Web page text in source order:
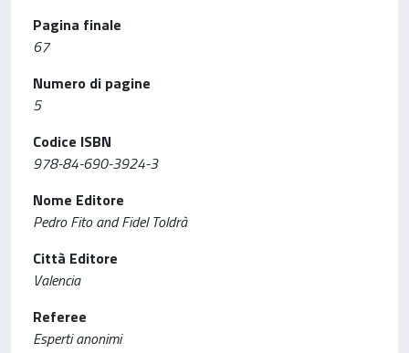
Pagina finale
67
Numero di pagine
5
Codice ISBN
978-84-690-3924-3
Nome Editore
Pedro Fito and Fidel Toldrà
Città Editore
Valencia
Referee
Esperti anonimi